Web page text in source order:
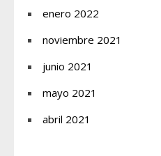
enero 2022
noviembre 2021
junio 2021
mayo 2021
abril 2021